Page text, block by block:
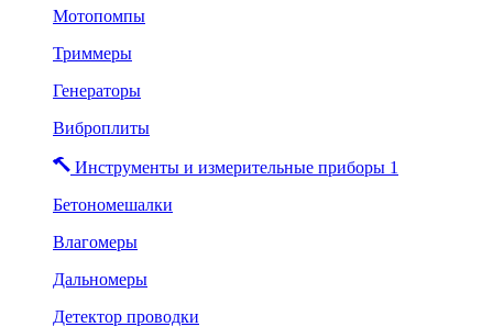
Мотопомпы
Триммеры
Генераторы
Виброплиты
Инструменты и измерительные приборы 1
Бетономешалки
Влагомеры
Дальномеры
Детектор проводки